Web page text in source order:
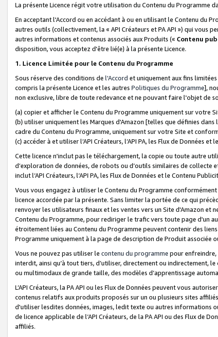
La présente Licence régit votre utilisation du Contenu du Programme
En acceptant l'Accord ou en accédant à ou en utilisant le Contenu du
autres outils (collectivement, la « API Créateurs et PA API ») qui vous
autres informations et contenus associés aux Produits (« Contenu
disposition, vous acceptez d'être lié(e) à la présente Licence.
1. Licence Limitée pour le Contenu du Programme
Sous réserve des conditions de l'Accord et uniquement aux fins
compris la présente Licence et les autres Politiques du Programme],
non exclusive, libre de toute redevance et ne pouvant faire l'objet de
(a) copier et afficher le Contenu du Programme uniquement sur votre
(b) utiliser uniquement les Marques d'Amazon [telles que définies dans
cadre du Contenu du Programme, uniquement sur votre Site et
(c) accéder à et utiliser l’API Créateurs, l’API PA, les Flux de Données
Cette licence n'inclut pas le téléchargement, la copie ou toute autre
d’exploration de données, de robots ou d’outils similaires de
inclut l’API Créateurs, l’API PA, les Flux de Données et le Contenu
Vous vous engagez à utiliser le Contenu du Programme
licence accordée par la présente. Sans limiter la portée de ce qui
renvoyer les utilisateurs finaux et les ventes vers un Site d'Amazon et
Contenu du Programme, pour rediriger le trafic vers toute page d'un
étroitement liées au Contenu du Programme peuvent contenir des
Programme uniquement à la page de description de Produit associée
Vous ne pouvez pas utiliser le contenu du programme pour
interdit, ainsi qu’à tout tiers, d’utiliser, directement ou indirectement,
ou multimodaux de grande taille, des modèles d’apprentissage
L’API Créateurs, la PA API ou les Flux de Données peuvent vous
contenus relatifs aux produits proposés sur un ou plusieurs sites
d'utiliser lesdites données, images, ledit texte ou autres informations
de licence applicable de l’API Créateurs, de la PA API ou des Flux de
affiliés.